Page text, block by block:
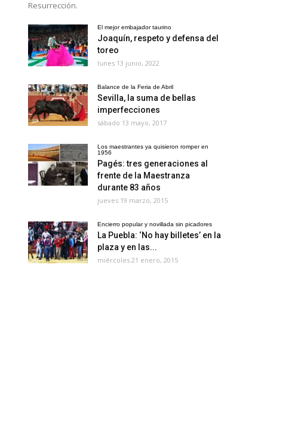
Resurrección.
El mejor embajador taurino
Joaquín, respeto y defensa del
toreo
lunes 13 junio, 2022
Balance de la Feria de Abril
Sevilla, la suma de bellas
imperfecciones
sábado 13 mayo, 2017
Los maestrantes ya quisieron romper en
1956
Pagés: tres generaciones al
frente de la Maestranza
durante 83 años
jueves 19 marzo, 2015
Encierro popular y novillada sin picadores
La Puebla: ‘No hay billetes’ en la
plaza y en las...
miércoles 21 enero, 2015